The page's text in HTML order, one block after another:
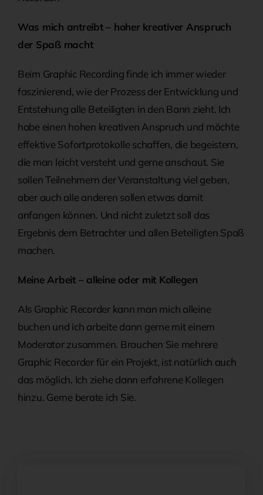
Was mich antreibt – hoher kreativer Anspruch
der Spaß macht
Beim Graphic Recording finde ich immer wieder
faszinierend, wie der Prozess der Entwicklung und
Entstehung alle Beteiligten in den Bann zieht. Ich
habe einen hohen kreativen Anspruch und möchte
effektive Sofortprotokolle schaffen, die begeistern,
die man leicht versteht und gerne anschaut. Sie
sollen Teilnehmern der Veranstaltung viel geben,
aber auch alle anderen sollen etwas damit
anfangen können. Und nicht zuletzt soll das
Ergebnis dem Betrachter und allen Beteiligten Spaß
machen.
Meine Arbeit – alleine oder mit Kollegen
Als Graphic Recorder kann man mich alleine
buchen und ich arbeite dann gerne mit einem
Moderator zusammen. Brauchen Sie mehrere
Graphic Recorder für ein Projekt, ist natürlich auch
das möglich. Ich ziehe dann erfahrene Kollegen
hinzu. Gerne berate ich Sie.